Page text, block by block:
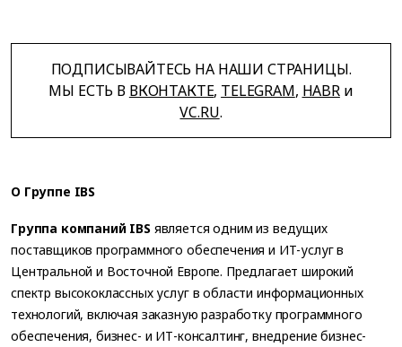
ПОДПИСЫВАЙТЕСЬ НА НАШИ СТРАНИЦЫ.
МЫ ЕСТЬ В ВКОНТАКТЕ, TELEGRAM, HABRи
VC.RU.
О Группе IBS
Группа компаний IBSявляется одним из ведущих
поставщиков программного обеспечения и ИТ-услуг в
Центральной и Восточной Европе. Предлагает широкий
спектр высококлассных услуг в области информационных
технологий, включая заказную разработку программного
обеспечения, бизнес- и ИТ-консалтинг, внедрение бизнес-